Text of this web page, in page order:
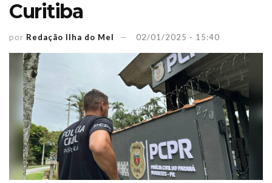
Curitiba
por Redação Ilha do Mel 02/01/2025 - 15:40